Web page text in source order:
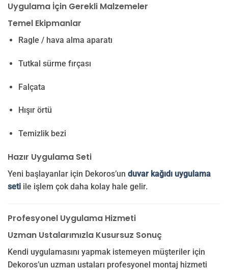
Uygulama İçin Gerekli Malzemeler
Temel Ekipmanlar
Ragle / hava alma aparatı
Tutkal sürme fırçası
Falçata
Hışır örtü
Temizlik bezi
Hazır Uygulama Seti
Yeni başlayanlar için Dekoros’un duvar kağıdı uygulama
seti ile işlem çok daha kolay hale gelir.
Profesyonel Uygulama Hizmeti
Uzman Ustalarımızla Kusursuz Sonuç
Kendi uygulamasını yapmak istemeyen müşteriler için
Dekoros’un uzman ustaları profesyonel montaj hizmeti